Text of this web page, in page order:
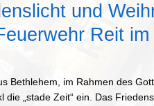
und
Reit im
im Rahmen des
„stade Zeit“ ein. Das